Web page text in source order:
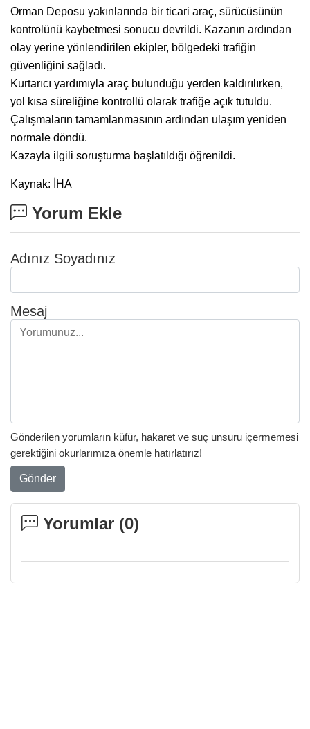
Orman Deposu yakınlarında bir ticari araç, sürücüsünün
kontrolünü kaybetmesi sonucu devrildi. Kazanın ardından
olay yerine yönlendirilen ekipler, bölgedeki trafiğin
güvenliğini sağladı.
Kurtarıcı yardımıyla araç bulunduğu yerden kaldırılırken,
yol kısa süreliğine kontrollü olarak trafiğe açık tutuldu.
Çalışmaların tamamlanmasının ardından ulaşım yeniden
normale döndü.
Kazayla ilgili soruşturma başlatıldığı öğrenildi.
Kaynak: İHA
Yorum Ekle
Adınız Soyadınız
Mesaj
Gönderilen yorumların küfür, hakaret ve suç unsuru içermemesi
gerektiğini okurlarımıza önemle hatırlatırız!
Gönder
Yorumlar (0)